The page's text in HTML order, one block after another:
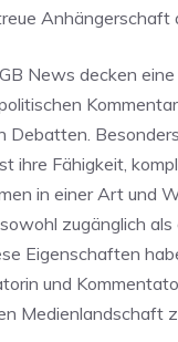
Anhängerschaft
News decken
Debatten. Besonders
ihre Fähigkeit,
in einer Art und
zugänglich als
Eigenschaften
und
Medienlandschaft